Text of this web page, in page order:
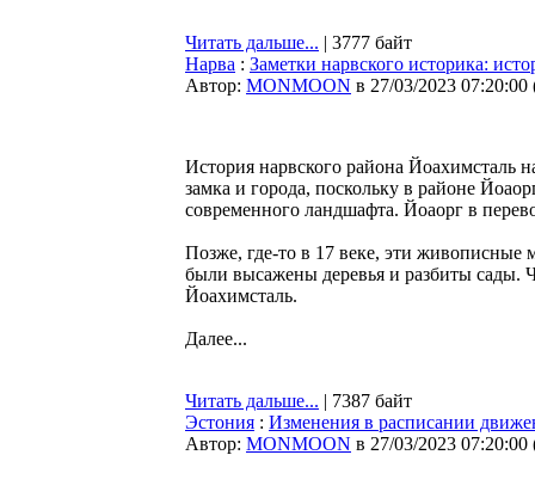
Читать дальше... | 3777 байт
Нарва : Заметки нарвского историка:
Автор: MONMOON в 27/03/2023 07:20:00
История нарвского района Йоахимсталь
замка и города, поскольку в районе
современного ландшафта. Йоаорг в
Позже, где-то в 17 веке, эти живописные
были высажены деревья и разбиты сады.
Йоахимсталь.
Далее...
Читать дальше... | 7387 байт
Эстония : Изменения в расписании
Автор: MONMOON в 27/03/2023 07:20:00